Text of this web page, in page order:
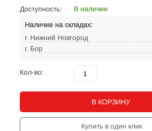
Доступность:
В наличии
Наличие на складах:
г. Нижний Новгород
г. Бор
Кол-во:
В КОРЗИНУ
Купить в один клик